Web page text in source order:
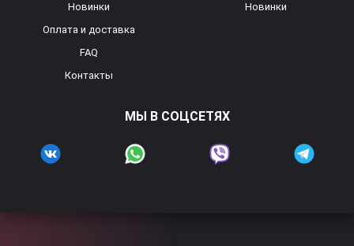
Новинки
Оплата и доставка
FAQ
Контакты
Новинки
МЫ В СОЦСЕТЯХ